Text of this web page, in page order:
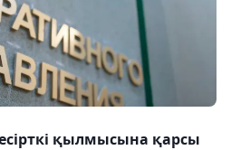
қылмысына қарсы